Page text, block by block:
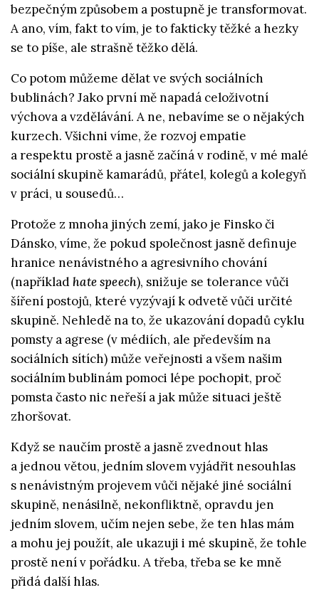
bezpečným způsobem a postupně je transformovat.
A ano, vím, fakt to vím, je to fakticky těžké a hezky
se to píše, ale strašně těžko dělá.
Co potom můžeme dělat ve svých sociálních
bublinách? Jako první mě napadá celoživotní
výchova a vzdělávání. A ne, nebavíme se o nějakých
kurzech. Všichni víme, že rozvoj empatie
a respektu prostě a jasně začíná v rodině, v mé malé
sociální skupině kamarádů, přátel, kolegů a kolegyň
v práci, u sousedů…
Protože z mnoha jiných zemí, jako je Finsko či
Dánsko, víme, že pokud společnost jasně definuje
hranice nenávistného a agresivního chování
(napříkladhate speech), snižuje se tolerance vůči
šíření postojů, které vyzývají k odvetě vůči určité
skupině. Nehledě na to, že ukazování dopadů cyklu
pomsty a agrese (v médiích, ale především na
sociálních sítích) může veřejnosti a všem našim
sociálním bublinám pomoci lépe pochopit, proč
pomsta často nic neřeší a jak může situaci ještě
zhoršovat.
Když se naučím prostě a jasně zvednout hlas
a jednou větou, jedním slovem vyjádřit nesouhlas
s nenávistným projevem vůči nějaké jiné sociální
skupině, nenásilně, nekonfliktně, opravdu jen
jedním slovem, učím nejen sebe, že ten hlas mám
a mohu jej použít, ale ukazuji i mé skupině, že tohle
prostě není v pořádku. A třeba, třeba se ke mně
přidá další hlas.